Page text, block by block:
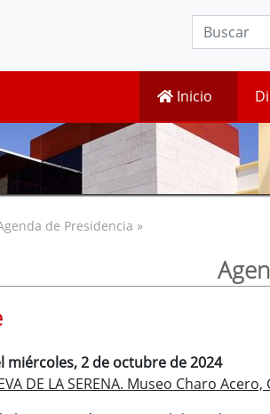
Inicio
de Presidencia »
miércoles, 2 de octubre de 2024
DE LA SERENA. Museo Charo